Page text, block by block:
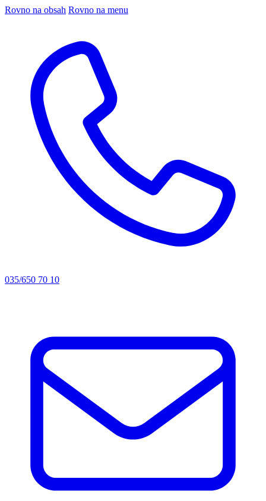
Rovno na obsah Rovno na menu
035/650 70 10